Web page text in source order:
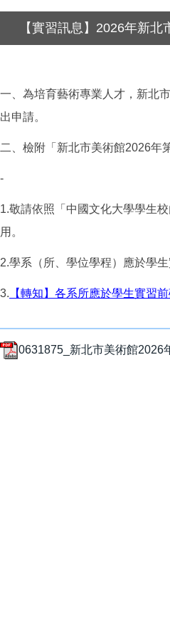
【實習訊息】2026年新
一、為培育藝術專業人才，新北
出申請。
二、檢附「新北市美術館2026年
-
1.敬請依照「中國文化大學學生
用。
2.學系（所、學位學程）應於學
3. 【轉知】各系所應於學生實習
0631875_新北市美術館2026